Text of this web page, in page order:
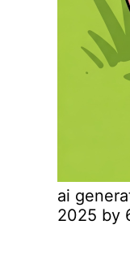
ai
2025 by